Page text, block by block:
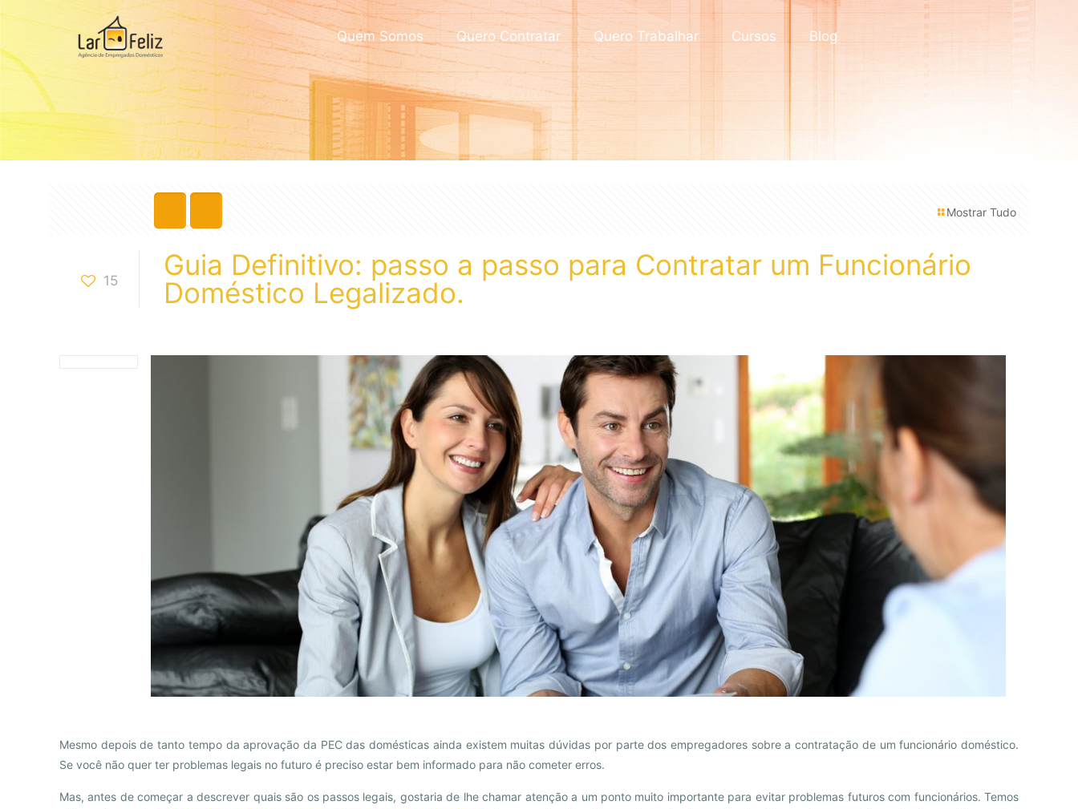
Quem Somos Quero Contratar Quero Trabalhar Cursos Blog
Mostrar Tudo
15
Guia Definitivo: passo a passo para Contratar um Funcionário
Doméstico Legalizado.
Mesmo depois de tanto tempo da aprovação da PEC das domésticas ainda existem muitas dúvidas por parte dos empregadores sobre a contratação de um funcionário doméstico.
Se você não quer ter problemas legais no futuro é preciso estar bem informado para não cometer erros.
Mas, antes de começar a descrever quais são os passos legais, gostaria de lhe chamar atenção a um ponto muito importante para evitar problemas futuros com funcionários. Temos